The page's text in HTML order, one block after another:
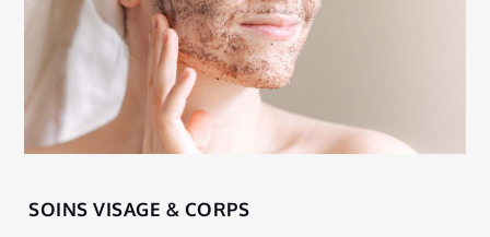
Home
SOINS VISAGE & CORPS